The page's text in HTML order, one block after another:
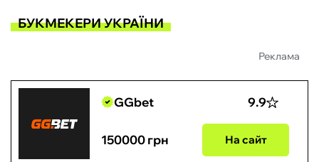
БУКМЕКЕРИ УКРАЇНИ
Реклама
GGbet 9.9
150000 грн На сайт